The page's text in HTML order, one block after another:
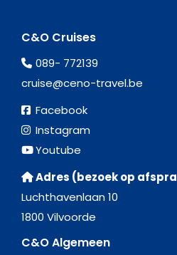
C&O Cruises
089- 772139
cruise@ceno-travel.be
Facebook
Instagram
Youtube
Adres (bezoek op
Luchthavenlaan 10
1800 Vilvoorde
C&O Algemeen